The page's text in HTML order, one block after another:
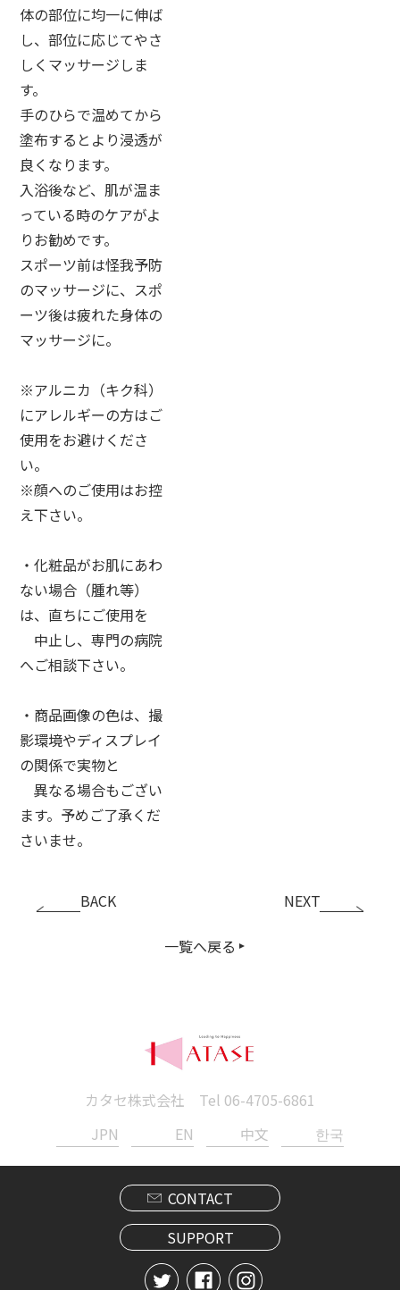
体の部位に均一に伸ば
し、部位に応じてやさ
しくマッサージしま
す。
手のひらで温めてから
塗布するとより浸透が
良くなります。
入浴後など、肌が温ま
っている時のケアがよ
りお勧めです。
スポーツ前は怪我予防
のマッサージに、スポ
ーツ後は疲れた身体の
マッサージに。
※アルニカ（キク科）
にアレルギーの方はご
使用をお避けくださ
い。
※顔へのご使用はお控
え下さい。
・化粧品がお肌にあわ
ない場合（腫れ等）
は、直ちにご使用を
中止し、専門の病院
へご相談下さい。
・商品画像の色は、撮
影環境やディスプレイ
の関係で実物と
異なる場合もござい
ます。予めご了承くだ
さいませ。
BACK
一覧へ戻る
NEXT
カタセ株式会社 Tel 06-4705-6861
JPN
EN 中文 한국
CONTACT
SUPPORT